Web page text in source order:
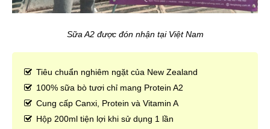
Sữa A2 được đón nhận tại Việt Nam
Tiêu chuẩn nghiêm ngặt của New Zealand
100% sữa bò tươi chỉ mang Protein A2
Cung cấp Canxi, Protein và Vitamin A
Hộp 200ml tiện lợi khi sử dụng 1 lần